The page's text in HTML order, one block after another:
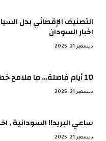
التصنيف الإقصائي بدل
اخبار السودان
ديسمبر 21, 2025
10 أيام فاصلة… ما ملامح خطة أميركا لوقف حرب السودان؟
ديسمبر 21, 2025
ساعي البريد!! السودانية ,
ديسمبر 21, 2025